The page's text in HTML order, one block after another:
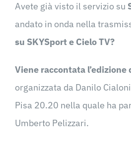
Avete già visto il servizio su
andato in onda nella
su SKYSport e Cielo TV?
Viene raccontata l’edizione
organizzata da Danilo
Pisa 20.20 nella quale ha
Umberto Pelizzari.